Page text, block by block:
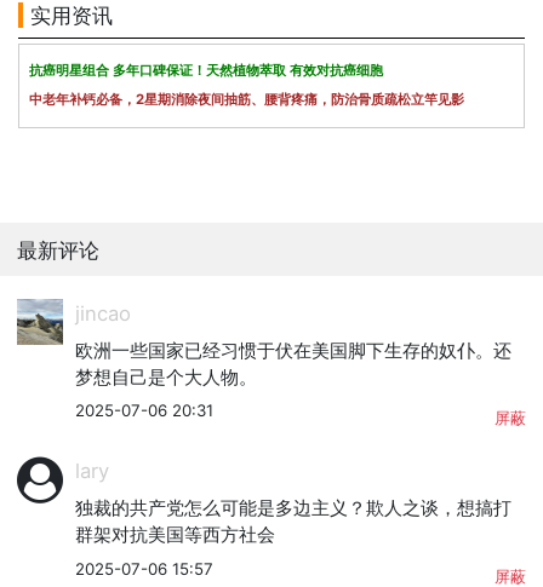
实用资讯
抗癌明星组合 多年口碑保证！天然植物萃取 有效对抗癌细胞
中老年补钙必备，2星期消除夜间抽筋、腰背疼痛，防治骨质疏松立竿见影
最新评论
jincao
欧洲一些国家已经习惯于伏在美国脚下生存的奴仆。还
梦想自己是个大人物。
2025-07-06 20:31 屏蔽
lary
独裁的共产党怎么可能是多边主义？欺人之谈，想搞打
群架对抗美国等西方社会
2025-07-06 15:57 屏蔽